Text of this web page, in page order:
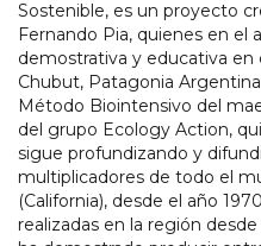
Sostenible, es un proyecto
Fernando Pia, quienes en el
demostrativa y educativa en
Chubut, Patagonia
Método Biointensivo del
del grupo Ecology Action,
sigue profundizando y
multiplicadores de todo el
(California), desde el año
realizadas en la región